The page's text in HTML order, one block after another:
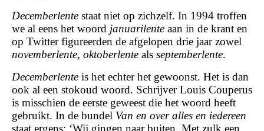
Decemberlente staat niet op zichzelf. In 1994 troffen
we al eens het woord januarilente aan in de krant en
op Twitter figureerden de afgelopen drie jaar zowel
novemberlente, oktoberlente als septemberlente.
Decemberlente is het echter het gewoonst. Het is dan
ook al een stokoud woord. Schrijver Louis Couperus
is misschien de eerste geweest die het woord heeft
gebruikt. In de bundel Van en over alles en iedereen
staat ergens: ‘Wij gingen naar buiten. Met zulk een